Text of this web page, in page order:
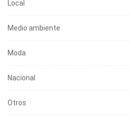
Local
Medio ambiente
Moda
Nacional
Otros